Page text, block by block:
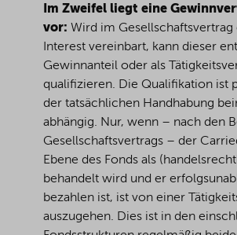
Im Zweifel liegt eine
vor: Wird im Gesellschaftsvertrag
Interest vereinbart, kann dieser
Gewinnanteil oder als
qualifizieren. Die Qualifikation ist
der tatsächlichen Handhabung
abhängig. Nur, wenn – nach den
Gesellschaftsvertrags – der
Ebene des Fonds als
behandelt wird und er
bezahlen ist, ist von einer
auszugehen. Dies ist in den